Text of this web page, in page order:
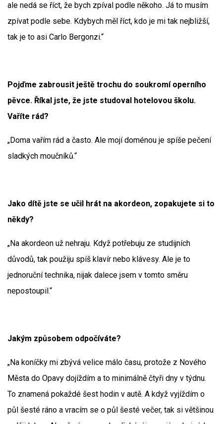
ale nedá se říct, že bych zpíval podle někoho. Já to musím
zpívat podle sebe. Kdybych měl říct, kdo je mi tak nejbližší,
tak je to asi Carlo Bergonzi.“
Pojďme zabrousit ještě trochu do soukromí operního
pěvce. Říkal jste, že jste studoval hotelovou školu.
Vaříte rád?
„Doma vařím rád a často. Ale mojí doménou je spíše pečení
sladkých moučníků.“
Jako dítě jste se učil hrát na akordeon, zopakujete si to
někdy?
„Na akordeon už nehraju. Když potřebuju ze studijních
důvodů, tak použiju spíš klavír nebo klávesy. Ale je to
jednoruční technika, nijak dalece jsem v tomto směru
nepostoupil.“
Jakým způsobem odpočíváte?
„Na koníčky mi zbývá velice málo času, protože z Nového
Města do Opavy dojíždím a to minimálně čtyři dny v týdnu.
To znamená pokaždé šest hodin v autě. A když vyjíždím o
půl šesté ráno a vracím se o půl šesté večer, tak si většinou